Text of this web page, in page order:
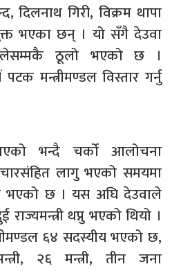
दिलनाथ गिरी, विक्रम थापा
भएका छन् । यो सँगै देउवा
ठूलो भएको छ ।
पटक मन्त्रीमण्डल विस्तार गर्नु
भन्दै चर्को आलोचना
लागु भएको समयमा
भएको छ । यस अघि देउवाले
राज्यमन्त्री थप्नु भएको थियो ।
६४ सदस्यीय भएको छ,
२६ मन्त्री, तीन जना